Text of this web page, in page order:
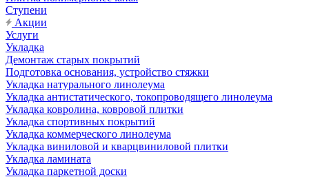
Ступени
Акции
Услуги
Укладка
Демонтаж старых покрытий
Подготовка основания, устройство стяжки
Укладка натурального линолеума
Укладка антистатического, токопроводящего линолеума
Укладка ковролина, ковровой плитки
Укладка спортивных покрытий
Укладка коммерческого линолеума
Укладка виниловой и кварцвиниловой плитки
Укладка ламината
Укладка паркетной доски